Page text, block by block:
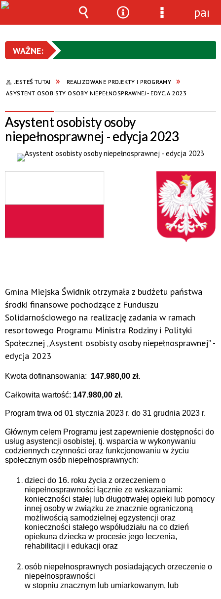
JESTEŚ TUTAJ
REALIZOWANE PROJEKTY I PROGRAMY
ASYSTENT OSOBISTY OSOBY NIEPEŁNOSPRAWNEJ - EDYCJA 2023
Asystent osobisty osoby
niepełnosprawnej - edycja 2023
Gmina Miejska Świdnik otrzymała z budżetu państwa
środki finansowe pochodzące z Funduszu
Solidarnościowego na realizację zadania w ramach
resortowego Programu Ministra Rodziny i Polityki
Społecznej „Asystent osobisty osoby niepełnosprawnej” -
edycja 2023
Kwota dofinansowania: 147.980,00 zł.
Całkowita wartość: 147.980,00 zł.
Program trwa od 01 stycznia 2023 r. do 31 grudnia 2023 r.
Głównym celem Programu jest zapewnienie dostępności do
usług asystencji osobistej, tj. wsparcia w wykonywaniu
codziennych czynności oraz funkcjonowaniu w życiu
społecznym osób niepełnosprawnych:
dzieci do 16. roku życia z orzeczeniem o
niepełnosprawności łącznie ze wskazaniami:
konieczności stałej lub długotrwałej opieki lub pomocy
innej osoby w związku ze znacznie ograniczoną
możliwością samodzielnej egzystencji oraz
konieczności stałego współudziału na co dzień
opiekuna dziecka w procesie jego leczenia,
rehabilitacji i edukacji oraz
osób niepełnosprawnych posiadających orzeczenie o
niepełnosprawności
w stopniu znacznym lub umiarkowanym, lub
Wyszukiwarka
NarzędziaMenu
szczegółowe